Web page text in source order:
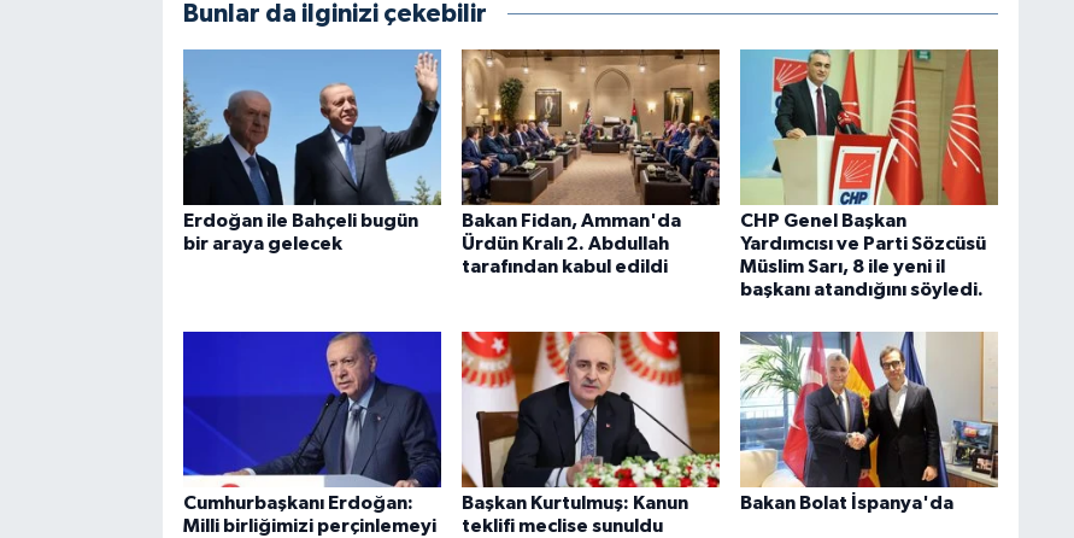
Bunlar da ilginizi çekebilir
Erdoğan ile Bahçeli bugün
bir araya gelecek
Bakan Fidan, Amman'da
Ürdün Kralı 2. Abdullah
tarafından kabul edildi
CHP Genel Başkan
Yardımcısı ve Parti Sözcüsü
Müslim Sarı, 8 ile yeni il
başkanı atandığını söyledi.
Cumhurbaşkanı Erdoğan:
Milli birliğimizi perçinlemeyi
Başkan Kurtulmuş: Kanun
teklifi meclise sunuldu
Bakan Bolat İspanya'da